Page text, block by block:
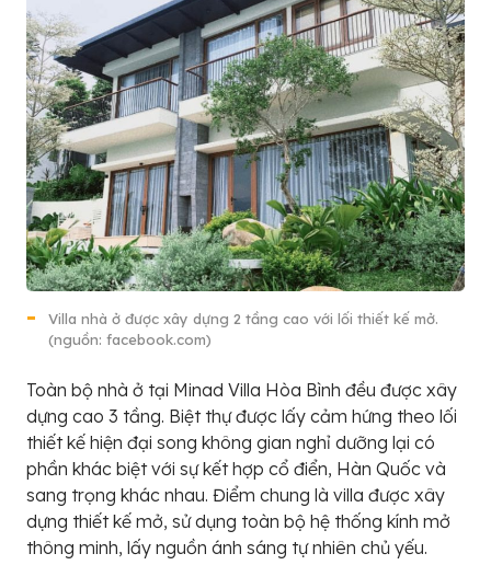
Villa nhà ở được xây dựng 2 tầng cao với lối thiết kế mở.
(nguồn: facebook.com)
Toàn bộ nhà ở tại Minad Villa Hòa Bình đều được xây
dựng cao 3 tầng. Biệt thự được lấy cảm hứng theo lối
thiết kế hiện đại song không gian nghỉ dưỡng lại có
phần khác biệt với sự kết hợp cổ điển, Hàn Quốc và
sang trọng khác nhau. Điểm chung là villa được xây
dựng thiết kế mở, sử dụng toàn bộ hệ thống kính mở
thông minh, lấy nguồn ánh sáng tự nhiên chủ yếu.